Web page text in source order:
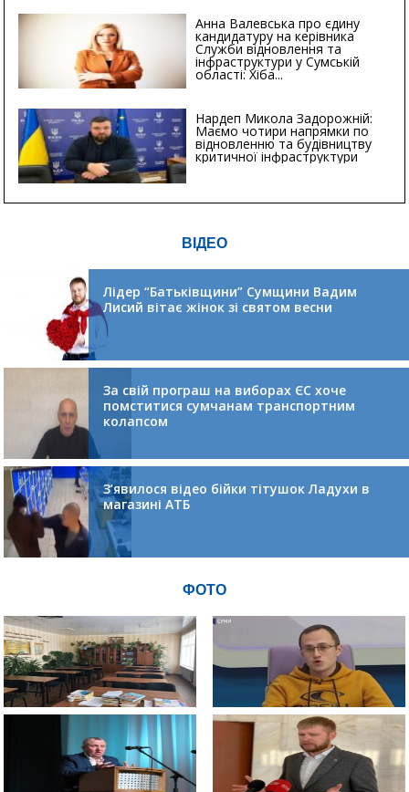
Анна Валевська про єдину
кандидатуру на керівника
Служби відновлення та
інфраструктури у Сумській
області: Хіба...
Нардеп Микола Задорожній:
Маємо чотири напрямки по
відновленню та будівництву
критичної інфраструктури
ВІДЕО
Лідер “Батьківщини” Сумщини Вадим
Лисий вітає жінок зі святом весни
За свій програш на виборах ЄС хоче
помститися сумчанам транспортним
колапсом
З’явилося відео бійки тітушок Ладухи в
магазині АТБ
ФОТО